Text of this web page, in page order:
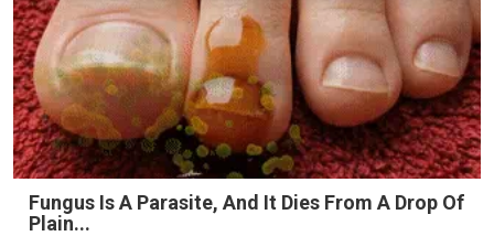
Fungus Is A Parasite, And It Dies From A Drop Of
Plain...